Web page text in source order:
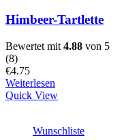
Himbeer-Tartlette
Bewertet mit 4.88 von 5
(8)
€4.75
Weiterlesen
Quick View
Wunschliste